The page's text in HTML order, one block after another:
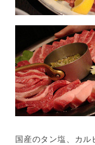
国産のタン塩、カ